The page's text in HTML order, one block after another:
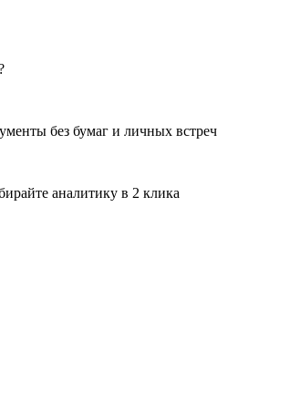
без бумаг и личных встреч
аналитику в 2 клика